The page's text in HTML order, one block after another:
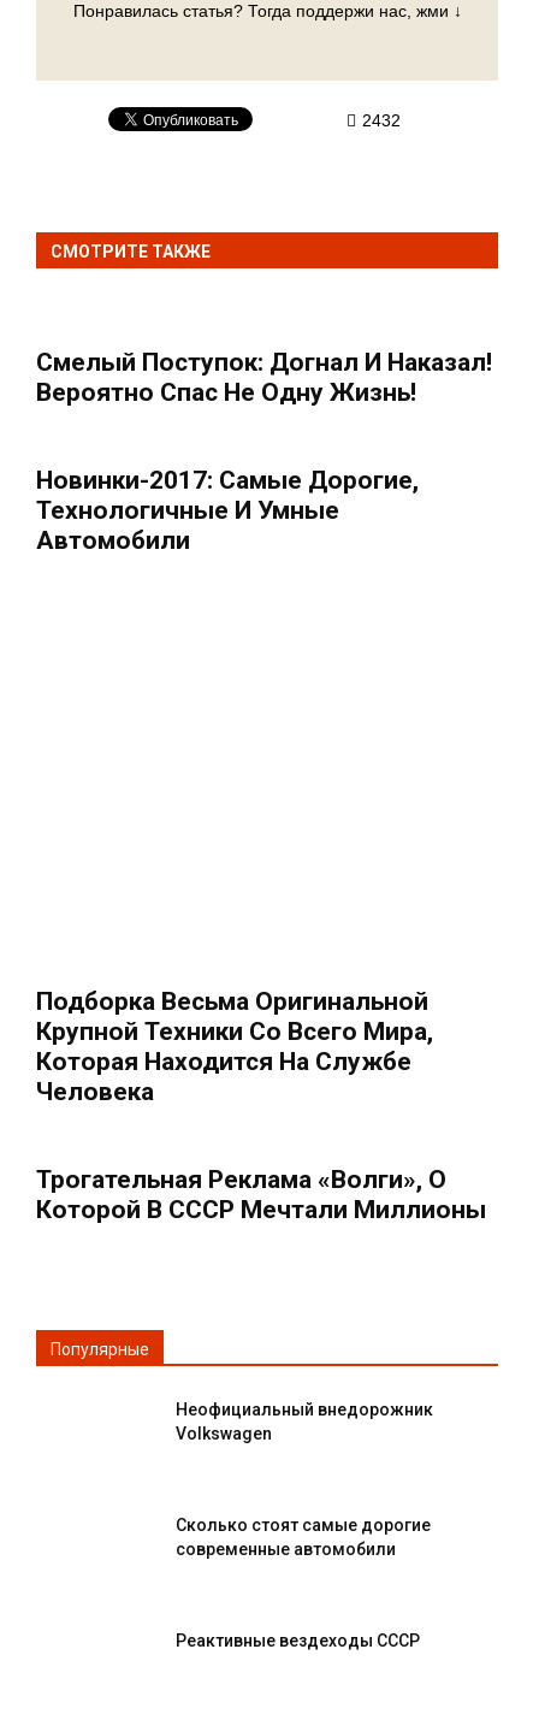
Понравилась статья? Тогда поддержи нас, жми ↓
2432
СМОТРИТЕ ТАКЖЕ
Смелый Поступок: Догнал И Наказал!
Вероятно Спас Не Одну Жизнь!
Новинки-2017: Самые Дорогие,
Технологичные И Умные
Автомобили
Подборка Весьма Оригинальной
Крупной Техники Со Всего Мира,
Которая Находится На Службе
Человека
Трогательная Реклама «Волги», О
Которой В СССР Мечтали Миллионы
Популярные
Неофициальный внедорожник
Volkswagen
Сколько стоят самые дорогие
современные автомобили
Реактивные вездеходы СССР